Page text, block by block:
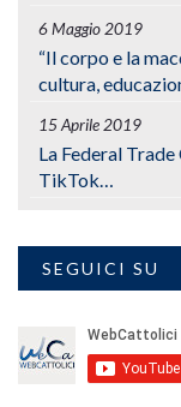
6 Maggio 2019
“Il corpo e la
cultura,
15 Aprile 2019
La Federal
TikTok…
SEGUICI SU